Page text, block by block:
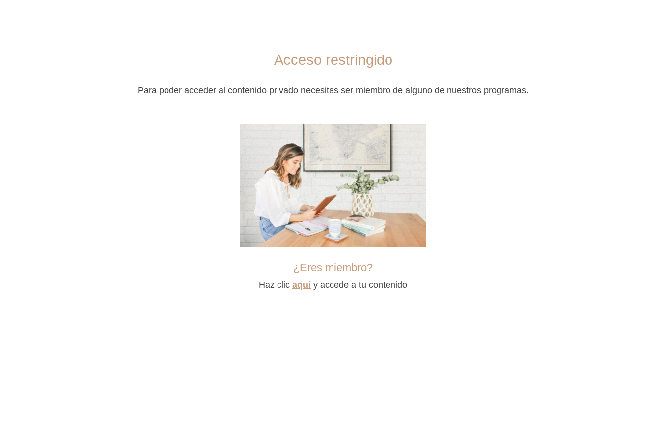
Acceso restringido
Para poder acceder al contenido privado necesitas ser miembro de alguno de nuestros programas.
¿Eres miembro?
Haz clic aquíy accede a tu contenido